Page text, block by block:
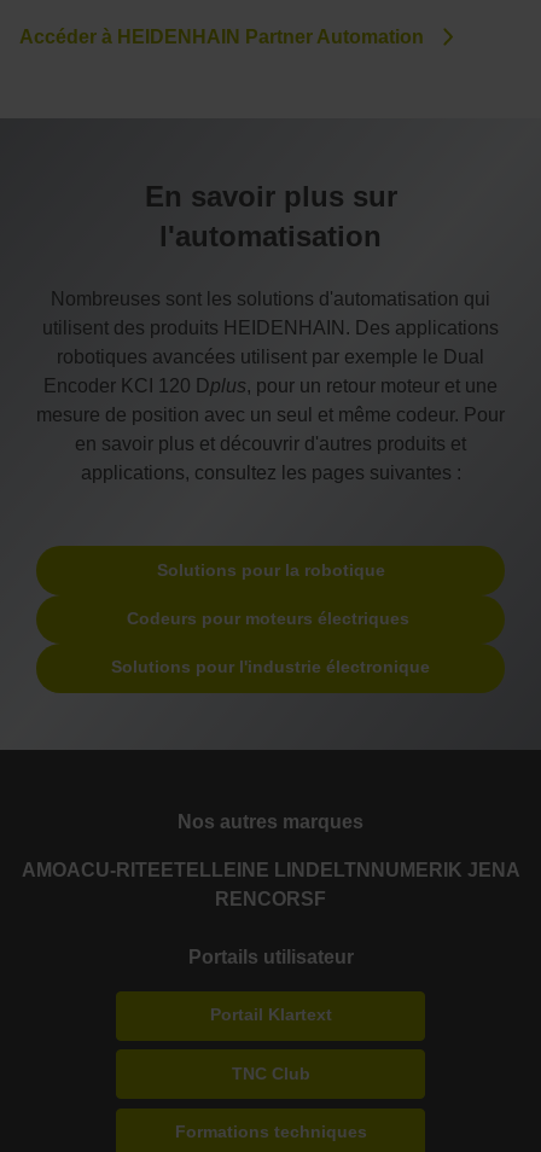
Accéder à HEIDENHAIN Partner Automation
En savoir plus sur
l'automatisation
Nombreuses sont les solutions d'automatisation qui
utilisent des produits HEIDENHAIN. Des applications
robotiques avancées utilisent par exemple le Dual
Encoder KCI 120 Dplus, pour un retour moteur et une
mesure de position avec un seul et même codeur. Pour
en savoir plus et découvrir d'autres produits et
applications, consultez les pages suivantes :
Solutions pour la robotique
Codeurs pour moteurs électriques
Solutions pour l'industrie électronique
Nos autres marques
AMOACU-RITE ETEL LEINE LINDE LTN NUMERIK JENA
RENCORSF
Portails utilisateur
Portail Klartext
TNC Club
Formations techniques